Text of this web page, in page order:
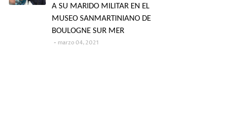
A SU MARIDO MILITAR EN EL
MUSEO SANMARTINIANO DE
BOULOGNE SUR MER
marzo 04, 2021